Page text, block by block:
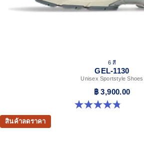
6 สี
GEL-1130
Unisex Sportstyle Shoes
฿ 3,900.00
4.8 จาก 5 ดาว 53 รีวิว
สินค้าลดราคา